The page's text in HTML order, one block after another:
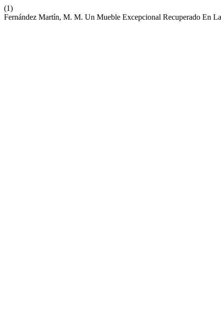
(1)
Fernández Martín, M. M. Un Mueble Excepcional Recuperado En